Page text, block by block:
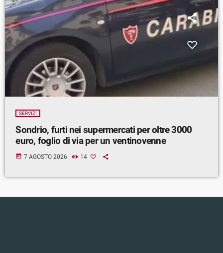
SERVIZI
Sondrio, furti nei supermercati per oltre 3000
euro, foglio di via per un ventinovenne
today 7 AGOSTO 2026 14